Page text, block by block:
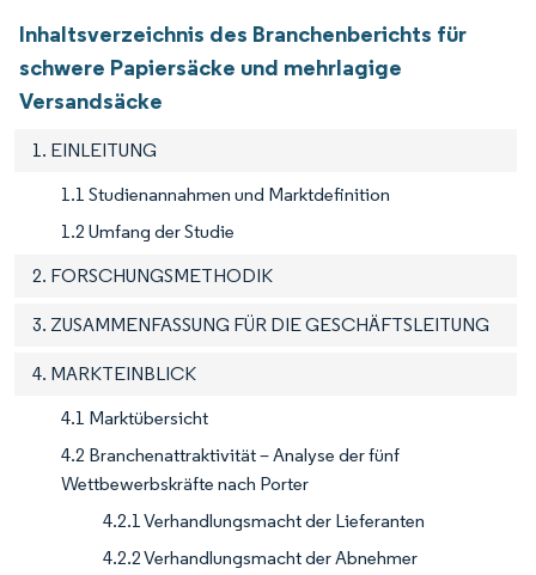
Inhaltsverzeichnis des Branchenberichts für
schwere Papiersäcke und mehrlagige
Versandsäcke
1. EINLEITUNG
1.1 Studienannahmen und Marktdefinition
1.2 Umfang der Studie
2. FORSCHUNGSMETHODIK
3. ZUSAMMENFASSUNG FÜR DIE GESCHÄFTSLEITUNG
4. MARKTEINBLICK
4.1 Marktübersicht
4.2 Branchenattraktivität – Analyse der fünf
Wettbewerbskräfte nach Porter
4.2.1 Verhandlungsmacht der Lieferanten
4.2.2 Verhandlungsmacht der Abnehmer